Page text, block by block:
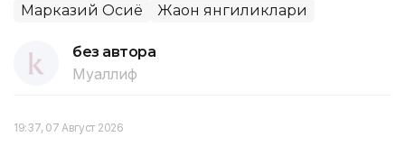
Марказий Осиё Жаҳон янгиликлари
без автора
Муаллиф
19:37, 07 Август 2026